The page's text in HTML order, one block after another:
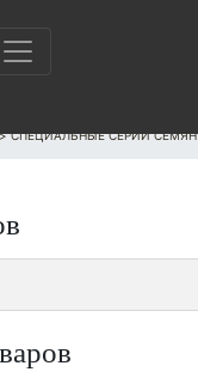
СПЕЦИАЛЬНЫЕ СЕРИИ СЕМЯН